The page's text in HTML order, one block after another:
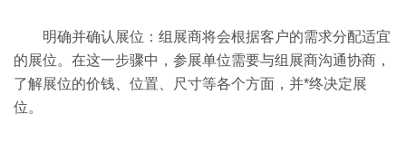
明确并确认展位：组展商将会根据客户的需求分配适宜
的展位。在这一步骤中，参展单位需要与组展商沟通协商，
了解展位的价钱、位置、尺寸等各个方面，并*终决定展
位。